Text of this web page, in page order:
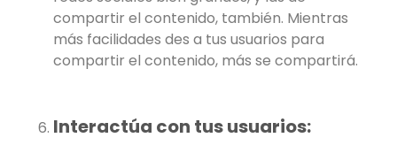
compartir el contenido, también. Mientras
más facilidades des a tus usuarios para
compartir el contenido, más se compartirá.
Interactúa con tus usuarios: